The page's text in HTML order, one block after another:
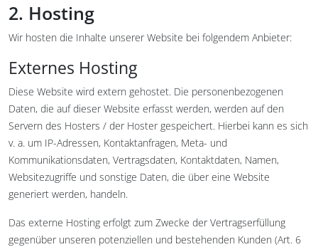
2. Hosting
Wir hosten die Inhalte unserer Website bei folgendem Anbieter:
Externes Hosting
Diese Website wird extern gehostet. Die personenbezogenen
Daten, die auf dieser Website erfasst werden, werden auf den
Servern des Hosters / der Hoster gespeichert. Hierbei kann es sich
v. a. um IP-Adressen, Kontaktanfragen, Meta- und
Kommunikationsdaten, Vertragsdaten, Kontaktdaten, Namen,
Websitezugriffe und sonstige Daten, die über eine Website
generiert werden, handeln.
Das externe Hosting erfolgt zum Zwecke der Vertragserfüllung
gegenüber unseren potenziellen und bestehenden Kunden (Art. 6